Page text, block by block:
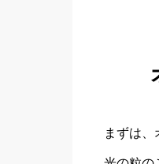
まずは